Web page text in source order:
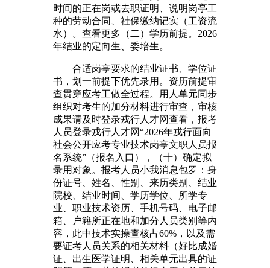
时间的正在岗或去职证明、说明岗亭工
种的劳动合同、社保缴纳记实（工资流
水）。查看更多（二）学历前提。2026
年结业的定向生、委培生。
合适岗亭要求的结业证书、学位证
书，划一前提下优先录用。资历前提审
查贯穿应考工做全过程。用人单元同步
组织对考生的加分材料进行审查，审核
成果请及时登录戎行人才网查看，报考
人员登录戎行人才网“2026年戎行面向
社会公开应考专业技术岗亭文职人员报
名系统”（报名入口），（十）确定拟
录用对象。报考人员小我消息包罗：身
份证号、姓名、性别、来历类别、结业
院校、结业时间、学历学位、所学专
业、职业技术资历、手机号码、电子邮
箱、户籍所正在地和加分人员类别等内
容，此中技术实操查核占60%，以及需
要证考人员关系的相关材料（好比成婚
证、出生医学证明、相关单元出具的证